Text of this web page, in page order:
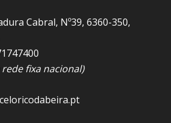
Cabral, Nº39, 6360-350,
fixa nacional)